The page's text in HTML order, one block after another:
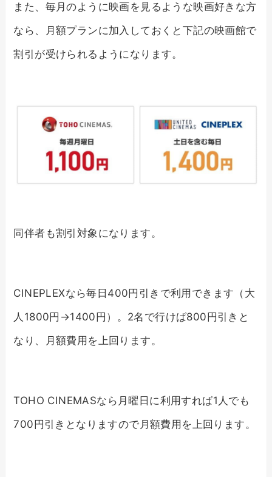
また、毎月のように映画を見るような映画好きな方
なら、月額プランに加入しておくと下記の映画館で
割引が受けられるようになります。
同伴者も割引対象になります。
CINEPLEXなら毎日400円引きで利用できます（大
人1800円→1400円）。2名で行けば800円引きと
なり、月額費用を上回ります。
TOHO CINEMASなら月曜日に利用すれば1人でも
700円引きとなりますので月額費用を上回ります。